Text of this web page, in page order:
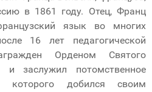
в 1861 году. Отец, Франц
язык во многих
16 лет педагогической
Орденом Святого
и заслужил потомственное
которого добился своим